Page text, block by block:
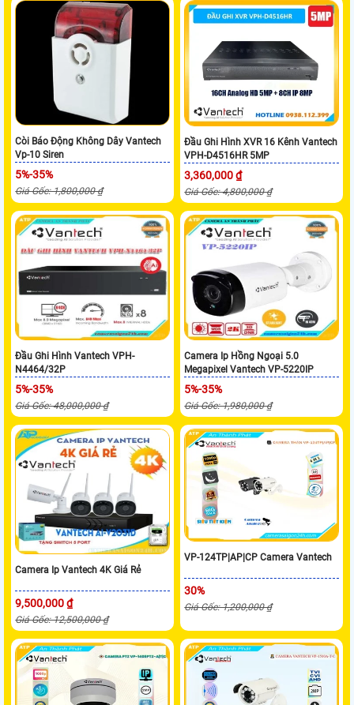
Còi Báo Động Không Dây Vantech
Vp-10 Siren
5%-35%
Giá Gốc: 1,800,000 ₫
Đầu Ghi Hình XVR 16 Kênh Vantech
VPH-D4516HR 5MP
3,360,000 ₫
Giá Gốc: 4,800,000 ₫
Đầu Ghi Hình Vantech VPH-
N4464/32P
5%-35%
Giá Gốc: 48,000,000 ₫
Camera Ip Hồng Ngoại 5.0
Megapixel Vantech VP-5220IP
5%-35%
Giá Gốc: 1,980,000 ₫
Camera Ip Vantech 4K Giá Rẻ
9,500,000 ₫
Giá Gốc: 12,500,000 ₫
VP-124TP|AP|CP Camera Vantech
30%
Giá Gốc: 1,200,000 ₫